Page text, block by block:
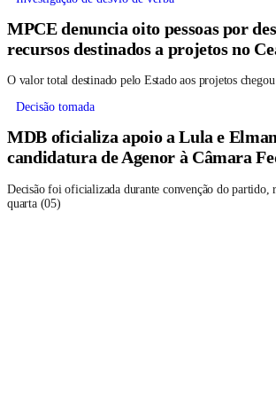
MPCE denuncia oito pessoas por
recursos destinados a projetos no
O valor total destinado pelo Estado aos projetos
Decisão tomada
MDB oficializa apoio a Lula e
candidatura de Agenor à Câmara
Decisão foi oficializada durante convenção do partido,
quarta (05)